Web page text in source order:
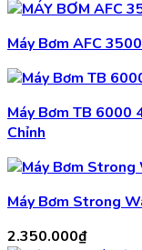
Máy Bơm AFC
Máy Bơm TB 6000
Chỉnh
Máy Bơm Strong
2.350.000₫